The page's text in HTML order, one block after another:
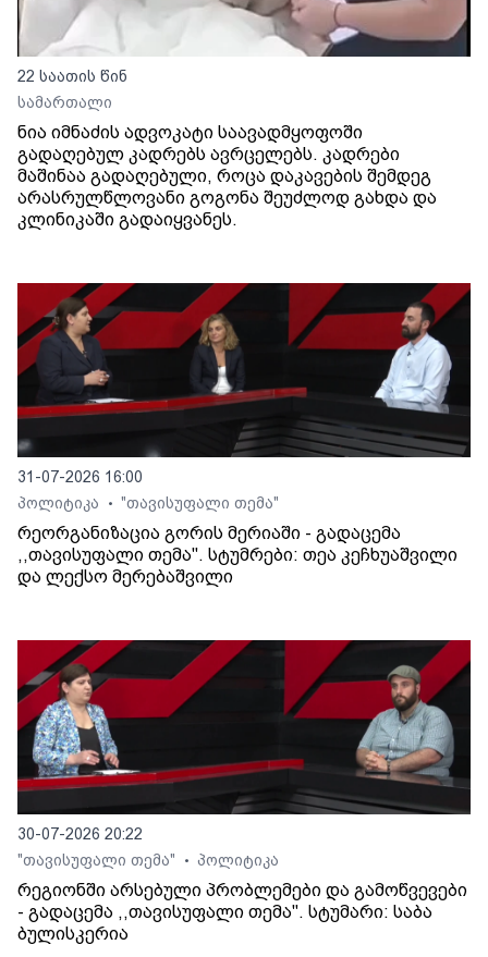
22 საათის წინ
სამართალი
ნია იმნაძის ადვოკატი საავადმყოფოში
გადაღებულ კადრებს ავრცელებს. კადრები
მაშინაა გადაღებული, როცა დაკავების შემდეგ
არასრულწლოვანი გოგონა შეუძლოდ გახდა და
კლინიკაში გადაიყვანეს.
31-07-2026 16:00
პოლიტიკა
• "თავისუფალი თემა"
რეორგანიზაცია გორის მერიაში - გადაცემა
,,თავისუფალი თემა". სტუმრები: თეა კეჩხუაშვილი
და ლექსო მერებაშვილი
30-07-2026 20:22
"თავისუფალი თემა"
• პოლიტიკა
რეგიონში არსებული პრობლემები და გამოწვევები
- გადაცემა ,,თავისუფალი თემა". სტუმარი: საბა
ბულისკერია